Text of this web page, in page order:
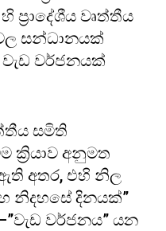
වෘත්තීය
සන්ධානයක්
වැඩ වර්ජනයක්
සමිති
ක්‍රියාව අනුමත
අතර, එහි නිල
නිදහසේ දිනයක්”
වර්ජනය” යන